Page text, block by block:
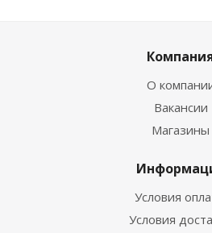
О
Вакансии
Магазины
Условия
Условия